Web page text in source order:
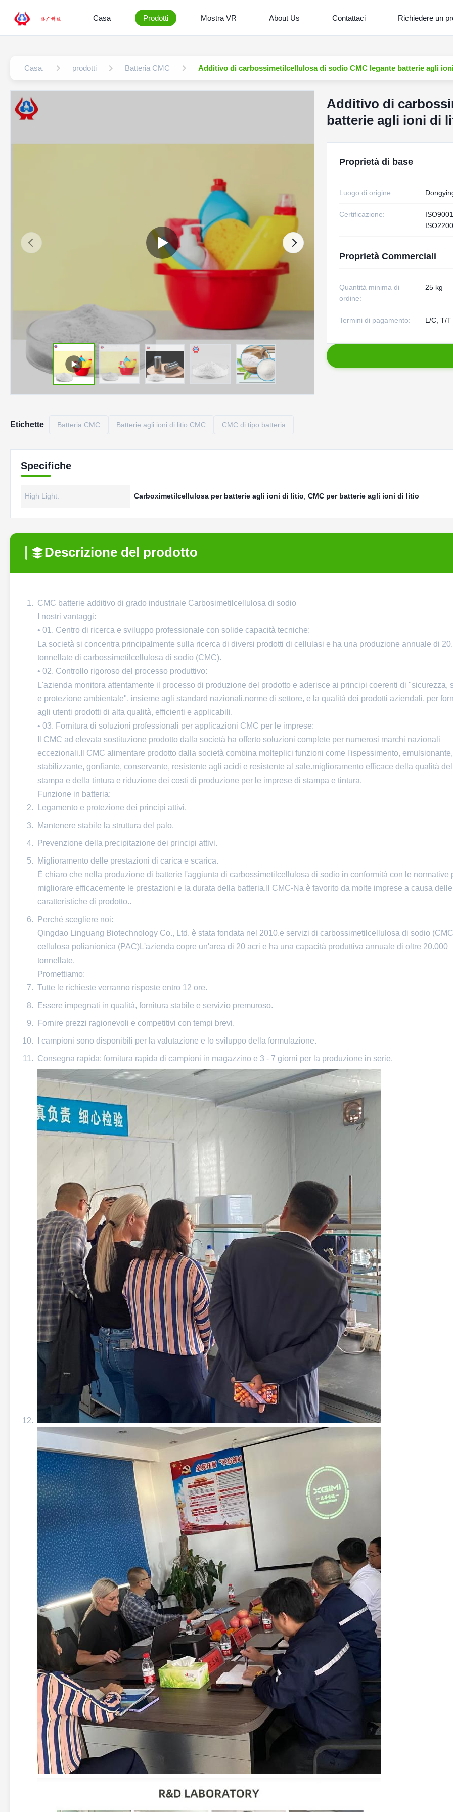
Casa Prodotti Mostra VR About Us Contattaci Richiedere un
Casa. prodotti Batteria CMC Additivo di carbossimetilcellulosa di sodio CMC legante batterie agli
Additivo di
batterie agli ioni di
Proprietà di base
Luogo di origine:
Certificazione:
Proprietà Commerciali
Quantità minima di
ordine:
25 kg
Termini di pagamento: L/C, T/T
Etichette Batteria CMC Batterie agli ioni di litio CMC CMC di tipo batteria
Specifiche
High Light: Carboximetilcellulosa per batterie agli ioni di litio CMC per batterie agli ioni di litio
Descrizione del prodotto
CMC batterie additivo di grado industriale Carbosimetilcellulosa di sodio
I nostri vantaggi:
• 01. Centro di ricerca e sviluppo professionale con solide capacità tecniche:
La società si concentra principalmente sulla ricerca di diversi prodotti di cellulasi e ha una produzione annuale di
tonnellate di carbossimetilcellulosa di sodio (CMC).
• 02. Controllo rigoroso del processo produttivo:
L'azienda monitora attentamente il processo di produzione del prodotto e aderisce ai principi coerenti di "sicurezza,
e protezione ambientale", insieme agli standard nazionali,norme di settore, e la qualità dei prodotti aziendali, per
agli utenti prodotti di alta qualità, efficienti e applicabili.
• 03. Fornitura di soluzioni professionali per applicazioni CMC per le imprese:
Il CMC ad elevata sostituzione prodotto dalla società ha offerto soluzioni complete per numerosi marchi nazionali
eccezionali.Il CMC alimentare prodotto dalla società combina molteplici funzioni come l'ispessimento, emulsionante,
stabilizzante, gonfiante, conservante, resistente agli acidi e resistente al sale.miglioramento efficace della qualità
stampa e della tintura e riduzione dei costi di produzione per le imprese di stampa e tintura.
Funzione in batteria:
Legamento e protezione dei principi attivi.
Mantenere stabile la struttura del palo.
Prevenzione della precipitazione dei principi attivi.
Miglioramento delle prestazioni di carica e scarica.
È chiaro che nella produzione di batterie l'aggiunta di carbossimetilcellulosa di sodio in conformità con le normative
migliorare efficacemente le prestazioni e la durata della batteria.Il CMC-Na è favorito da molte imprese a causa
caratteristiche di prodotto..
Perché scegliere noi:
Qingdao Linguang Biotechnology Co., Ltd. è stata fondata nel 2010.e servizi di carbossimetilcellulosa di sodio
cellulosa polianionica (PAC)L'azienda copre un'area di 20 acri e ha una capacità produttiva annuale di oltre 20.000
tonnellate.
Promettiamo:
Tutte le richieste verranno risposte entro 12 ore.
Essere impegnati in qualità, fornitura stabile e servizio premuroso.
Fornire prezzi ragionevoli e competitivi con tempi brevi.
I campioni sono disponibili per la valutazione e lo sviluppo della formulazione.
Consegna rapida: fornitura rapida di campioni in magazzino e 3 - 7 giorni per la produzione in serie.